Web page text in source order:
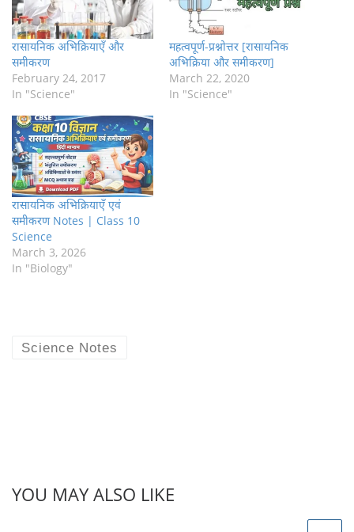
रासायनिक अभिक्रियाएँ और
समीकरण
February 24, 2017
In "Science"
महत्वपूर्ण-प्रश्नोत्तर [रासायनिक
अभिक्रिया और समीकरण]
March 22, 2020
In "Science"
रासायनिक अभिक्रियाएँ एवं
समीकरण Notes | Class 10
Science
March 3, 2026
In "Biology"
Science Notes
YOU MAY ALSO LIKE